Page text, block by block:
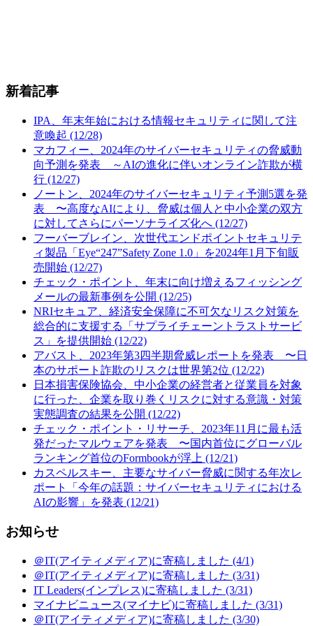
新着記事
IPA、年末年始における情報セキュリティに関して注
意喚起 (12/28)
マカフィー、2024年のサイバーセキュリティの脅威動
向予測を発表 ～AIの進化に伴いオンライン詐欺が横
行 (12/27)
ノートン、2024年のサイバーセキュリティ予測5選を発
表 〜高度なAIにより、脅威は個人と中小企業の双方
に対してさらにパーソナライズ化へ (12/27)
フーバーブレイン、次世代エンドポイントセキュリテ
ィ製品「Eye“247”Safety Zone 1.0」を2024年1月下旬販
売開始 (12/27)
チェック・ポイント、年末に向け増えるフィッシング
メールの最新事例を公開 (12/25)
NRIセキュア、経済安全保障に不可欠なリスク対策を
総合的に支援する「サプライチェーントラストサービ
ス」を提供開始 (12/22)
アバスト、2023年第3四半期脅威レポートを発表 〜日
本のサポート詐欺のリスクは世界第2位 (12/22)
日本損害保険協会、中小企業の経営者と従業員を対象
に行った、企業を取り巻くリスクに対する意識・対策
実態調査の結果を公開 (12/22)
チェック・ポイント・リサーチ、2023年11月に最も活
発だったマルウェアを発表 〜国内首位にグローバル
ランキング首位のFormbookが浮上 (12/21)
カスペルスキー、主要なサイバー脅威に関する年次レ
ポート「今年の話題：サイバーセキュリティにおける
AIの影響」を発表 (12/21)
お知らせ
＠IT(アイティメディア)に寄稿しました (4/1)
＠IT(アイティメディア)に寄稿しました (3/31)
IT Leaders(インプレス)に寄稿しました (3/31)
マイナビニュース(マイナビ)に寄稿しました (3/31)
＠IT(アイティメディア)に寄稿しました (3/30)